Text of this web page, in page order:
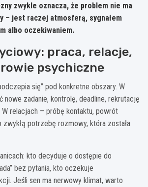
zwykle oznacza, że problem nie ma
– jest raczej atmosferą, sygnałem
albo oczekiwaniem.
praca, relacje,
psychiczne
się” pod konkretne obszary. W
nowe zadanie, kontrolę, deadline, rekrutację
W relacjach – próbę kontaktu, powrót
zwykłą potrzebę rozmowy, która została
kto decyduje o dostępie do
bez pytania, kto oczekuje
Jeśli sen ma nerwowy klimat, warto